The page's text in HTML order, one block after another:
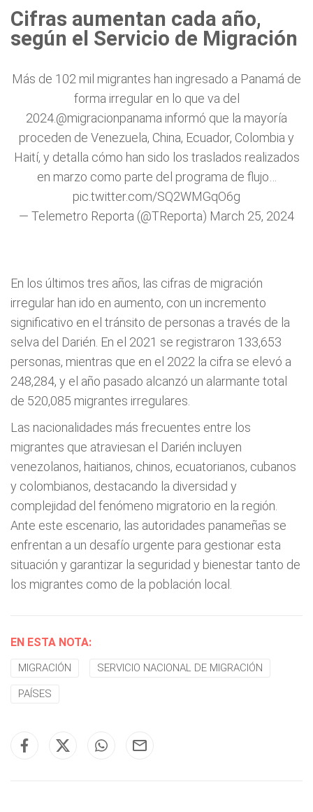
Cifras aumentan cada año,
según el Servicio de Migración
Más de 102 mil migrantes han ingresado a Panamá de
forma irregular en lo que va del
2024.@migracionpanama informó que la mayoría
proceden de Venezuela, China, Ecuador, Colombia y
Haití, y detalla cómo han sido los traslados realizados
en marzo como parte del programa de flujo…
pic.twitter.com/SQ2WMGqO6g
— Telemetro Reporta (@TReporta) March 25, 2024
En los últimos tres años, las cifras de migración
irregular han ido en aumento, con un incremento
significativo en el tránsito de personas a través de la
selva del Darién. En el 2021 se registraron 133,653
personas, mientras que en el 2022 la cifra se elevó a
248,284, y el año pasado alcanzó un alarmante total
de 520,085 migrantes irregulares.
Las nacionalidades más frecuentes entre los
migrantes que atraviesan el Darién incluyen
venezolanos, haitianos, chinos, ecuatorianos, cubanos
y colombianos, destacando la diversidad y
complejidad del fenómeno migratorio en la región.
Ante este escenario, las autoridades panameñas se
enfrentan a un desafío urgente para gestionar esta
situación y garantizar la seguridad y bienestar tanto de
los migrantes como de la población local.
EN ESTA NOTA:
MIGRACIÓN SERVICIO NACIONAL DE MIGRACIÓN
PAÍSES